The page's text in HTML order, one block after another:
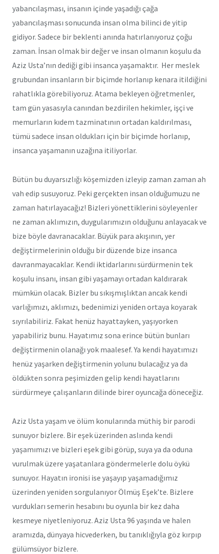
yabancılaşması, insanın içinde yaşadığı çağa
yabancılaşması sonucunda insan olma bilinci de yitip
gidiyor. Sadece bir beklenti anında hatırlanıyoruz çoğu
zaman. İnsan olmak bir değer ve insan olmanın koşulu da
Aziz Usta’nın dediği gibi insanca yaşamaktır. Her meslek
grubundan insanların bir biçimde horlanıp kenara itildiğini
rahatlıkla görebiliyoruz. Atama bekleyen öğretmenler,
tam gün yasasıyla canından bezdirilen hekimler, işçi ve
memurların kıdem tazminatının ortadan kaldırılması,
tümü sadece insan oldukları için bir biçimde horlanıp,
insanca yaşamanın uzağına itiliyorlar.
Bütün bu duyarsızlığı köşemizden izleyip zaman zaman ah
vah edip susuyoruz. Peki gerçekten insan olduğumuzu ne
zaman hatırlayacağız! Bizleri yönettiklerini söyleyenler
ne zaman aklımızın, duygularımızın olduğunu anlayacak ve
bize böyle davranacaklar. Büyük para akışının, yer
değiştirmelerinin olduğu bir düzende bize insanca
davranmayacaklar. Kendi iktidarlarını sürdürmenin tek
koşulu insanı, insan gibi yaşamayı ortadan kaldırarak
mümkün olacak. Bizler bu sıkışmışlıktan ancak kendi
varlığımızı, aklımızı, bedenimizi yeniden ortaya koyarak
sıyrılabiliriz. Fakat henüz hayattayken, yaşıyorken
yapabiliriz bunu. Hayatımız sona erince bütün bunları
değiştirmenin olanağı yok maalesef. Ya kendi hayatımızı
henüz yaşarken değiştirmenin yolunu bulacağız ya da
öldükten sonra peşimizden gelip kendi hayatlarını
sürdürmeye çalışanların dilinde birer oyuncağa döneceğiz.
Aziz Usta yaşam ve ölüm konularında müthiş bir parodi
sunuyor bizlere. Bir eşek üzerinden aslında kendi
yaşamımızı ve bizleri eşek gibi görüp, suya ya da oduna
vurulmak üzere yaşatanlara göndermelerle dolu öykü
sunuyor. Hayatın ironisi ise yaşayıp yaşamadığımız
üzerinden yeniden sorgulanıyor Ölmüş Eşek’te. Bizlere
vurdukları semerin hesabını bu oyunla bir kez daha
kesmeye niyetleniyoruz. Aziz Usta 96 yaşında ve halen
aramızda, dünyaya hicvederken, bu tanıklığıyla göz kırpıp
gülümsüyor bizlere.